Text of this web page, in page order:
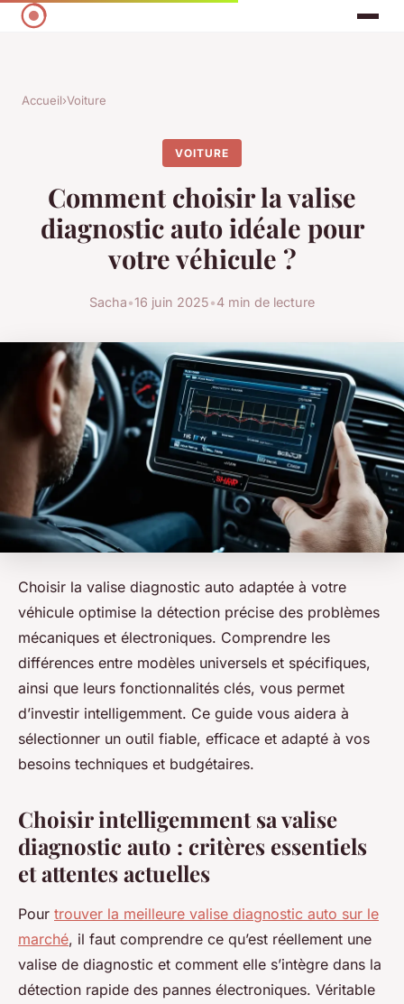
Accueil›Voiture
VOITURE
Comment choisir la valise
diagnostic auto idéale pour
votre véhicule ?
Sacha•16 juin 2025•4 min de lecture
Choisir la valise diagnostic auto adaptée à votre
véhicule optimise la détection précise des problèmes
mécaniques et électroniques. Comprendre les
différences entre modèles universels et spécifiques,
ainsi que leurs fonctionnalités clés, vous permet
d’investir intelligemment. Ce guide vous aidera à
sélectionner un outil fiable, efficace et adapté à vos
besoins techniques et budgétaires.
Choisir intelligemment sa valise
diagnostic auto : critères essentiels
et attentes actuelles
Pour trouver la meilleure valise diagnostic auto sur le
marché, il faut comprendre ce qu’est réellement une
valise de diagnostic et comment elle s’intègre dans la
détection rapide des pannes électroniques. Véritable